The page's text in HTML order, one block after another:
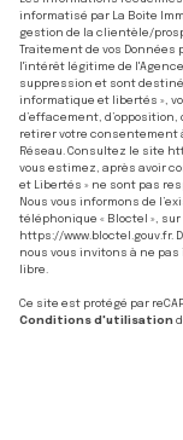
informatisé par La Boite
gestion de la clientèle/
Traitement de vos
l'intérêt légitime de
suppression et sont
informatique et libertés »,
d’effacement,
retirer votre consentement
Réseau. Consultez le site
vous estimez, après avoir
et Libertés » ne sont pas
Nous vous informons de
téléphonique « Bloctel »,
https://www.bloctel.gouv.fr.
nous vous invitons à ne
libre.
Ce site est protégé par
Conditions d'utilisation